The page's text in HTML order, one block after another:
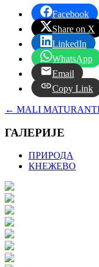
Facebook
Share on X
LinkedIn
WhatsApp
Email
Copy Link
← MALI
ГАЛЕРИЈЕ
ПРИРОДА
КНЕЖЕВО